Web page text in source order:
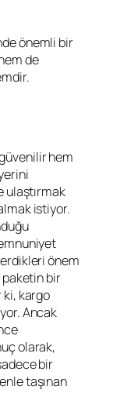
önemli bir
de
hem
ulaştırmak
istiyor.
önem
paketin bir
ki, kargo
Ancak
olarak,
bir
taşınan